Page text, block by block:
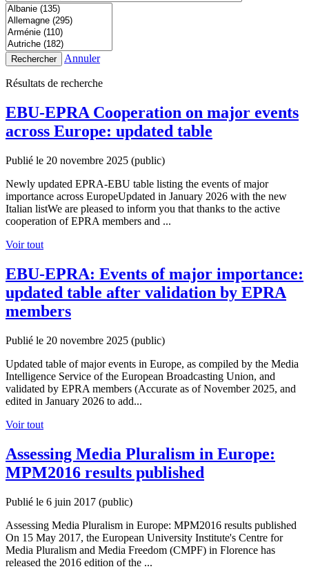
Rechercher Annuler
Résultats de recherche
EBU-EPRA Cooperation on major events
across Europe: updated table
Publié le 20 novembre 2025 (public)
Newly updated EPRA-EBU table listing the events of major
importance across EuropeUpdated in January 2026 with the new
Italian listWe are pleased to inform you that thanks to the active
cooperation of EPRA members and ...
Voir tout
EBU-EPRA: Events of major importance:
updated table after validation by EPRA
members
Publié le 20 novembre 2025 (public)
Updated table of major events in Europe, as compiled by the Media
Intelligence Service of the European Broadcasting Union, and
validated by EPRA members (Accurate as of November 2025, and
edited in January 2026 to add...
Voir tout
Assessing Media Pluralism in Europe:
MPM2016 results published
Publié le 6 juin 2017 (public)
Assessing Media Pluralism in Europe: MPM2016 results published
On 15 May 2017, the European University Institute's Centre for
Media Pluralism and Media Freedom (CMPF) in Florence has
released the 2016 edition of the ...